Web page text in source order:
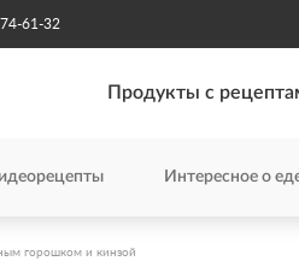
61-32
Продукты с
Интересное о
горошком и кинзой